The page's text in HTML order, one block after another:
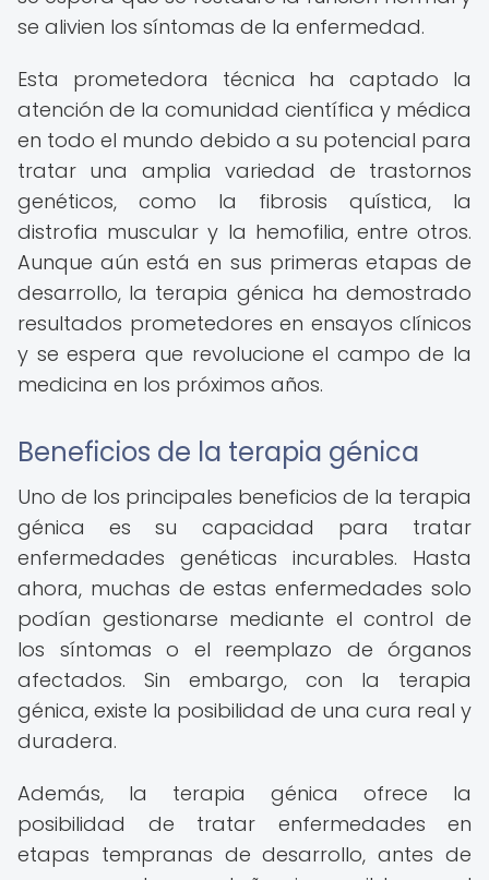
se alivien los síntomas de la enfermedad.
Esta prometedora técnica ha captado la
atención de la comunidad científica y médica
en todo el mundo debido a su potencial para
tratar una amplia variedad de trastornos
genéticos, como la fibrosis quística, la
distrofia muscular y la hemofilia, entre otros.
Aunque aún está en sus primeras etapas de
desarrollo, la terapia génica ha demostrado
resultados prometedores en ensayos clínicos
y se espera que revolucione el campo de la
medicina en los próximos años.
Beneficios de la terapia génica
Uno de los principales beneficios de la terapia
génica es su capacidad para tratar
enfermedades genéticas incurables. Hasta
ahora, muchas de estas enfermedades solo
podían gestionarse mediante el control de
los síntomas o el reemplazo de órganos
afectados. Sin embargo, con la terapia
génica, existe la posibilidad de una cura real y
duradera.
Además, la terapia génica ofrece la
posibilidad de tratar enfermedades en
etapas tempranas de desarrollo, antes de